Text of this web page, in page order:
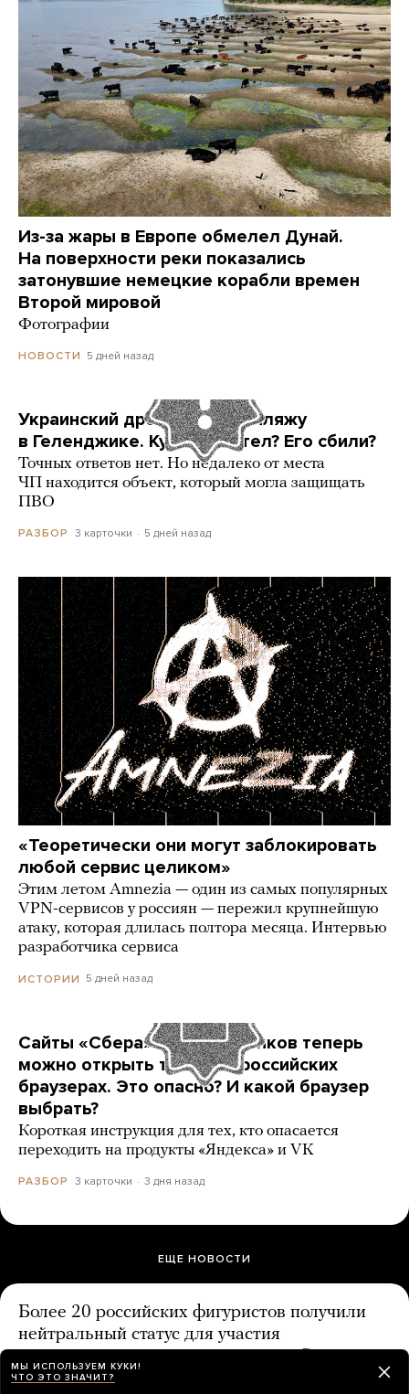
Из-за жары в Европе обмелел Дунай.
На поверхности реки показались
затонувшие немецкие корабли времен
Второй мировой
Фотографии
НОВОСТИ 5 дней назад
Украинский дрон попал по пляжу
в Геленджике. Куда он летел? Его сбили?
Точных ответов нет. Но недалеко от места
ЧП находится объект, который могла защищать
ПВО
РАЗБОР 3 карточки 5 дней назад
«Теоретически они могут заблокировать
любой сервис целиком»
Этим летом Amnezia — один из самых популярных
VPN-сервисов у россиян — пережил крупнейшую
атаку, которая длилась полтора месяца. Интервью
разработчика сервиса
ИСТОРИИ 5 дней назад
Сайты «Сбера» и других банков теперь
можно открыть только в российских
браузерах. Это опасно? И какой браузер
выбрать?
Короткая инструкция для тех, кто опасается
переходить на продукты «Яндекса» и VK
РАЗБОР 3 карточки 3 дня назад
ЕЩЕ НОВОСТИ
Более 20 российских фигуристов получили
нейтральный статус для участия
в международных соревнованиях. Среди
них — Камила Валиева и Александра
МЫ ИСПОЛЬЗУЕМ КУКИ!
ЧТО ЭТО ЗНАЧИТ?